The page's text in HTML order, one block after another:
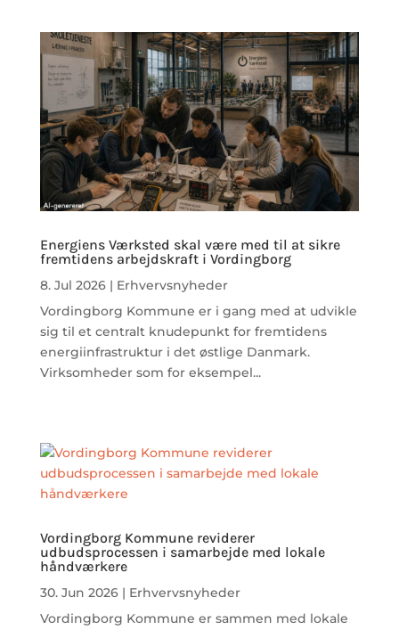
Energiens Værksted skal være med til at sikre
fremtidens arbejdskraft i Vordingborg
8. Jul 2026| Erhvervsnyheder
Vordingborg Kommune er i gang med at udvikle
sig til et centralt knudepunkt for fremtidens
energiinfrastruktur i det østlige Danmark.
Virksomheder som for eksempel...
Vordingborg Kommune reviderer
udbudsprocessen i samarbejde med lokale
håndværkere
30. Jun 2026| Erhvervsnyheder
Vordingborg Kommune er sammen med lokale